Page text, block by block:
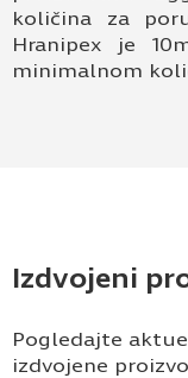
količina za
Hranipex je
minimalnom
Izdvojeni
Pogledajte
izdvojene